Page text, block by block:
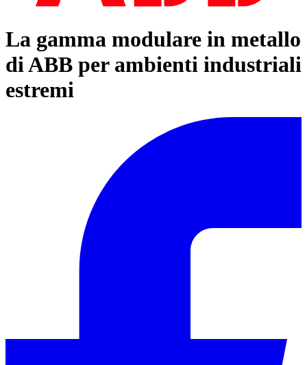
La gamma modulare in metallo
di ABB per ambienti industriali
estremi